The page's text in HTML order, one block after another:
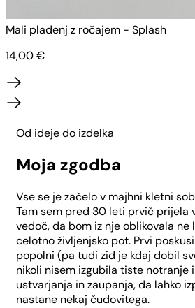
Mali pladenj z ročajem - Splash
14,00€
Od ideje do izdelka
Moja zgodba
Vse se je začelo v majhni kletni
Tam sem pred 30 leti prvič prijela
vedoč, da bom iz nje oblikovala ne
celotno življenjsko pot. Prvi
popolni (pa tudi zid je kdaj dobil
nikoli nisem izgubila tiste
ustvarjanja in zaupanja, da lahko
nastane nekaj čudovitega.